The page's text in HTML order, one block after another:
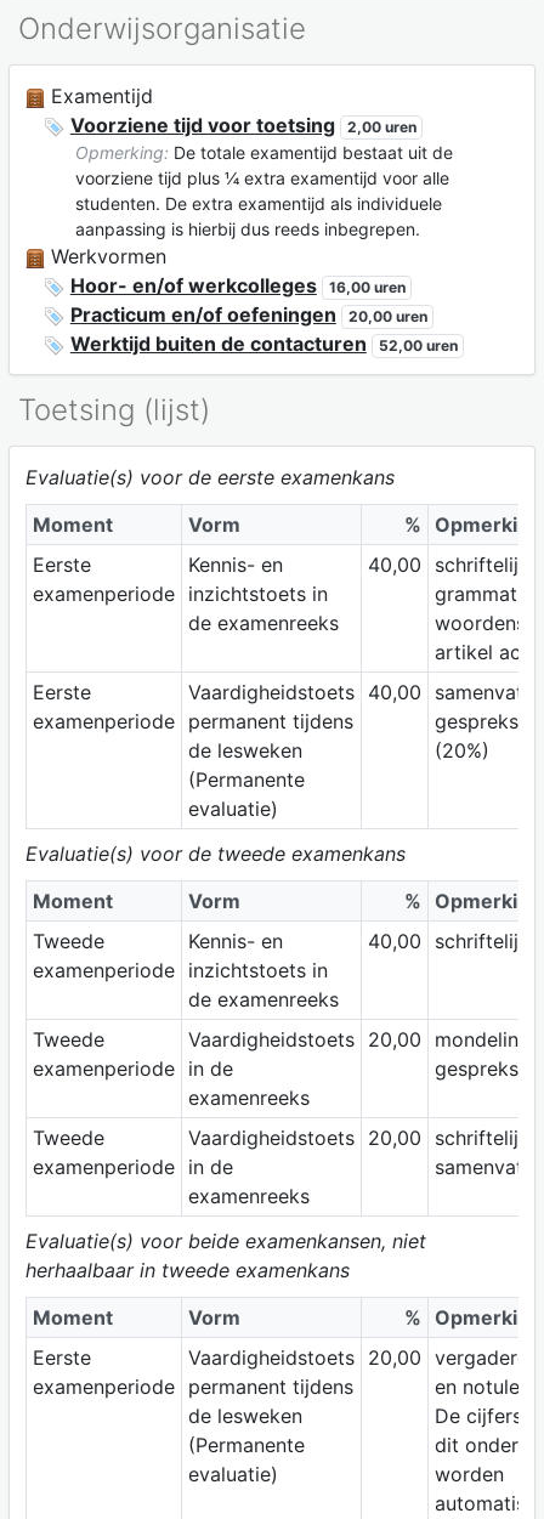
Onderwijsorganisatie
Examentijd
Voorziene tijd voor toetsing
2,00 uren
Opmerking: De totale examentijd bestaat uit de
voorziene tijd plus ¼ extra examentijd voor alle
studenten. De extra examentijd als individuele
aanpassing is hierbij dus reeds inbegrepen.
Werkvormen
Hoor- en/of werkcolleges
16,00 uren
Practicum en/of oefeningen 20,00 uren
Werktijd buiten de contacturen 52,00 uren
Toetsing (lijst)
Evaluatie(s) voor de eerste examenkans
Moment
Vorm % Opmerking
Eerste
examenperiode
Kennis- en
inzichtstoets in
de examenreeks
40,00
schriftelijk
artikel
Eerste
examenperiode
Vaardigheidstoets
permanent tijdens
de lesweken
(Permanente
evaluatie)
40,00
(20%)
Evaluatie(s) voor de tweede examenkans
Moment
Vorm % Opmerking
Tweede
examenperiode
Kennis- en
inzichtstoets in
de examenreeks
40,00 schriftelijk
Tweede
examenperiode
Vaardigheidstoets
in de
examenreeks
20,00
mondeling:
Tweede
examenperiode
Vaardigheidstoets
in de
examenreeks
20,00
schriftelijk:
Evaluatie(s) voor beide examenkansen, niet
herhaalbaar in tweede examenkans
Moment
Vorm % Opmerking
Eerste
examenperiode
Vaardigheidstoets
permanent tijdens
de lesweken
(Permanente
evaluatie)
20,00 vergaderen
en
De cijfers
dit
worden